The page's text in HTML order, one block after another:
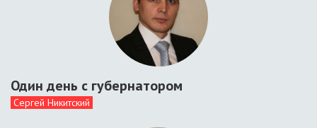
Один день с губернатором
Сергей Никитский